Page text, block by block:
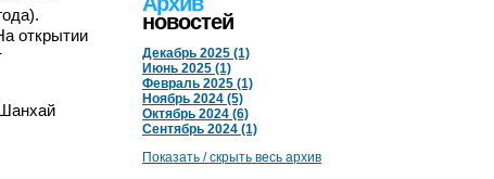
открытии
новостей
Декабрь 2025 (1)
Июнь 2025 (1)
Февраль 2025 (1)
Ноябрь 2024 (5)
Октябрь 2024 (6)
Сентябрь 2024 (1)
Показать / скрыть весь архив